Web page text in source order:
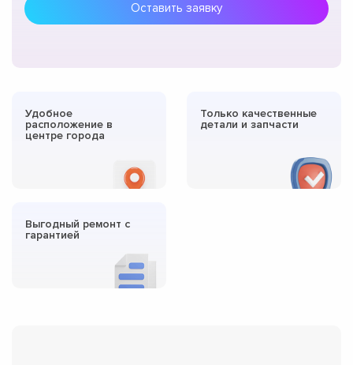
Оставить заявку
Удобное
расположение в
центре города
Только качественные
детали и запчасти
Выгодный ремонт с
гарантией